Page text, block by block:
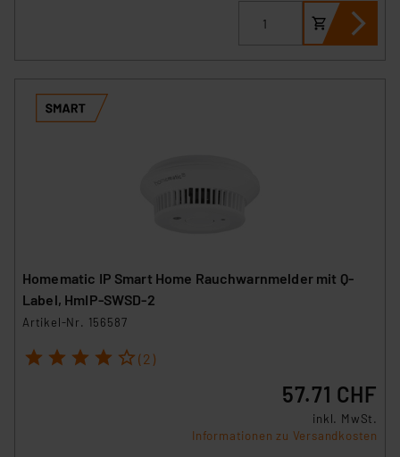
Unsere Kooperation mit diesen Dienstleistern stützt
insbesondere der Art der übermittelten Daten,
verbundenen Risiken.“
Homematic IP Smart Home Rauchwarnmelder mit Q-
Label, HmIP-SWSD-2
Artikel-Nr. 156587
1 2 3 4 5 (2)
57.71 CHF
inkl. MwSt.
Informationen zu Versandkosten